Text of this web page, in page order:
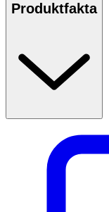
Produktfakta